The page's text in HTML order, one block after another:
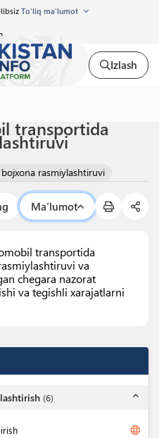
To'liq ma'lumot
Izlash
transportida
rasmiylashtiruvi
Ma'lumot
transportida
va
chegara nazorat
va tegishli xarajatlarni
(6) expand_less
language